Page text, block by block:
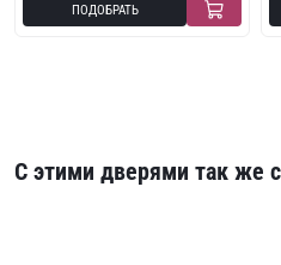
ПОДОБРАТЬ
С этими дверями так же